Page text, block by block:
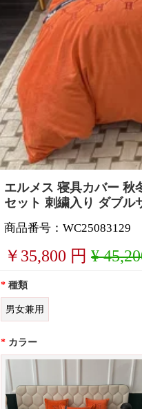
エルメス 寝具カバー 秋
セット 刺繍入り ダブル
商品番号：WC25083129
￥ 35,800 円 ¥
* 種類
男女兼用
* カラー